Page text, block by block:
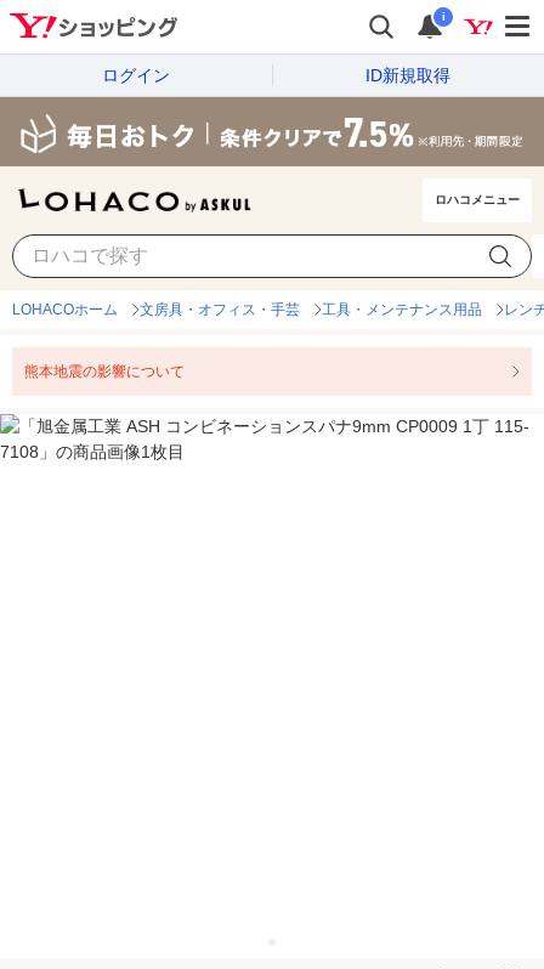
i
ログイン ID新規取得
ロハコメニュー
LOHACOホーム 文房具・オフィス・手芸 工具・メンテナンス用品 レン
熊本地震の影響について